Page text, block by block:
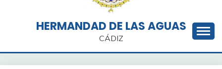
HERMANDAD DE LAS AGUAS
CÁDIZ